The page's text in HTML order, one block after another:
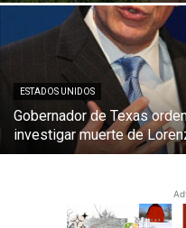
ESTADOS UNIDOS
Gobernador de Texas
investigar muerte de